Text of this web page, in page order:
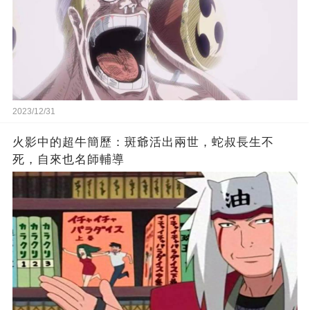
2023/12/31
火影中的超牛簡歷：斑爺活出兩世，蛇叔長生不
死，自來也名師輔導